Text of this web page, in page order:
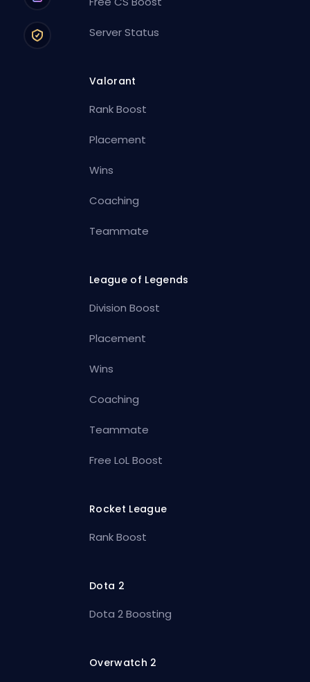
Server Status
Valorant
Rank Boost
Placement
Wins
Coaching
Teammate
League of Legends
Division Boost
Placement
Wins
Coaching
Teammate
Free LoL Boost
Rocket League
Rank Boost
Dota 2
Dota 2 Boosting
Overwatch 2